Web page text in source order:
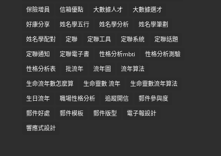
保險增員
信箱優點 大數據人才
大數據選才
好康分享
姓名學五行 姓名學分析
姓名學筆劃
姓名學配對
定聯 定聯工具 定聯系統
定聯話題
定聯通知
定聯電子書 性格分析mbti
性格分析測驗
性格分析表
批流年 流年圖
流年算法
生命流年數怎麼算
生命靈數 流年
生命靈數流年算法
生日流年
職場性格分析 追蹤開信
郵件參與度
郵件好處
郵件模板 郵件版型
電子報設計
響應式設計